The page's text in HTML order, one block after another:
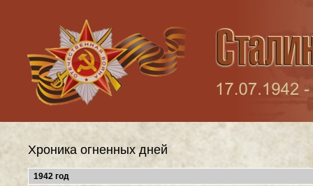
Хроника огненных дней
1942 год